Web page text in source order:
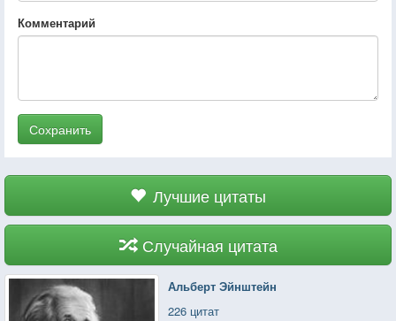
Комментарий
Сохранить
Лучшие цитаты
Случайная цитата
Альберт Эйнштейн
226 цитат